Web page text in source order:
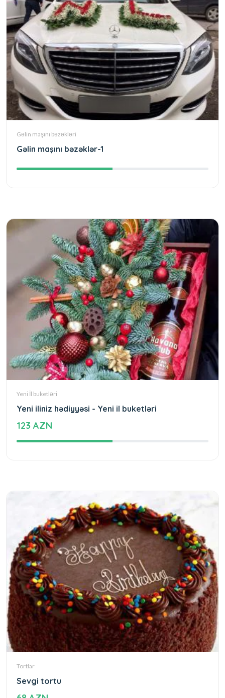
Gəlin maşını bəzəkləri
Gəlin maşını bəzəklər-1
Yeni İl buketləri
Yeni iliniz hədiyyəsi - Yeni il buketləri
123 AZN
Tortlar
Sevgi tortu